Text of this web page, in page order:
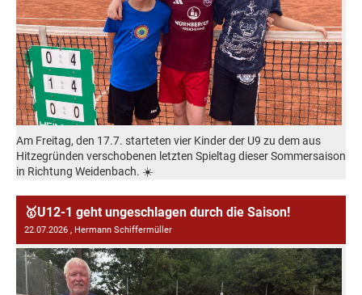
Am Freitag, den 17.7. starteten vier Kinder der U9 zu dem aus
Hitzegründen verschobenen letzten Spieltag dieser Sommersaison
in Richtung Weidenbach. ☀️
🥇U12-1 geht ungeschlagen durch die Saison!
22.07.2026 , Hermann Schiffermüller